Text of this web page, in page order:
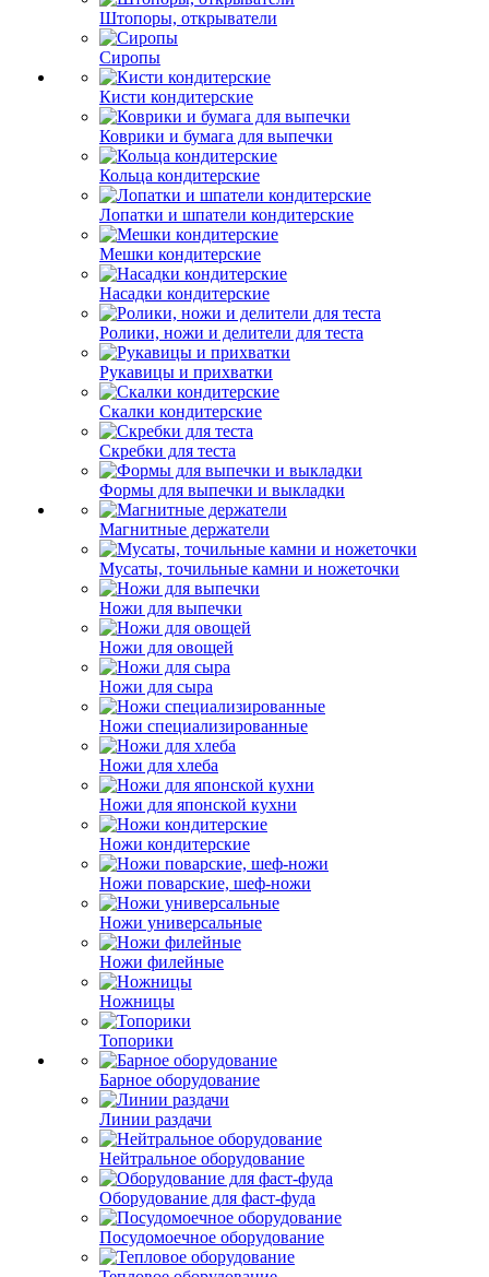
Штопоры, открыватели
Сиропы
Кисти кондитерские
Коврики и бумага для выпечки
Кольца кондитерские
Лопатки и шпатели кондитерские
Мешки кондитерские
Насадки кондитерские
Ролики, ножи и делители для теста
Рукавицы и прихватки
Скалки кондитерские
Скребки для теста
Формы для выпечки и выкладки
Магнитные держатели
Мусаты, точильные камни и ножеточки
Ножи для выпечки
Ножи для овощей
Ножи для сыра
Ножи специализированные
Ножи для хлеба
Ножи для японской кухни
Ножи кондитерские
Ножи поварские, шеф-ножи
Ножи универсальные
Ножи филейные
Ножницы
Топорики
Барное оборудование
Линии раздачи
Нейтральное оборудование
Оборудование для фаст-фуда
Посудомоечное оборудование